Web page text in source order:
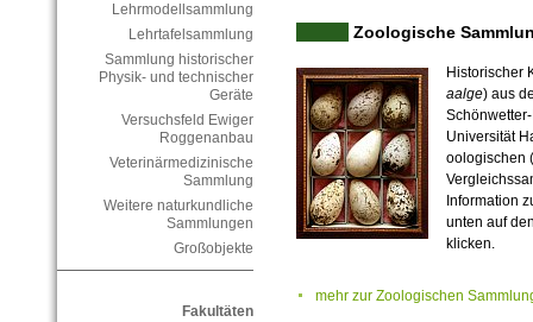
Lehrmodellsammlung
Lehrtafelsammlung
Sammlung historischer
Physik- und technischer
Geräte
Versuchsfeld Ewiger
Roggenanbau
Veterinärmedizinische
Sammlung
Weitere naturkundliche
Sammlungen
Großobjekte
Fakultäten
Zoologische
Historischer
aalge) aus
Universität
oologischen
Information
unten auf
klicken.
mehr zur Zoologischen